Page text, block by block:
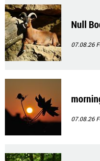
Null
07.08.26
07.08.26